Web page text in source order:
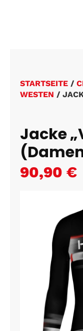
STARTSEITE /
WESTEN /
Jacke
90,90€